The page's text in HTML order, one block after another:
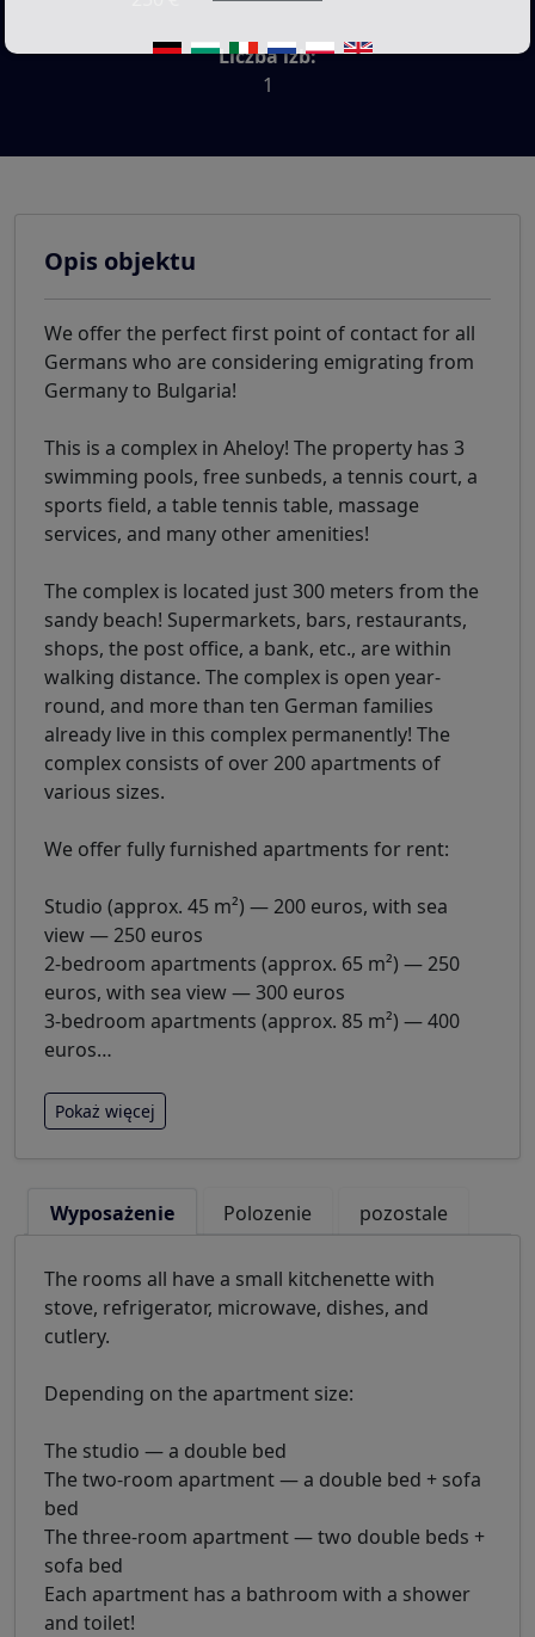
Liczba izb:
1
Opis objektu
We offer the perfect first point of contact for all
Germans who are considering emigrating from
Germany to Bulgaria!
This is a complex in Aheloy! The property has 3
swimming pools, free sunbeds, a tennis court, a
sports field, a table tennis table, massage
services, and many other amenities!
The complex is located just 300 meters from the
sandy beach! Supermarkets, bars, restaurants,
shops, the post office, a bank, etc., are within
walking distance. The complex is open year-
round, and more than ten German families
already live in this complex permanently! The
complex consists of over 200 apartments of
various sizes.
We offer fully furnished apartments for rent:
Studio (approx. 45 m²) — 200 euros, with sea
view — 250 euros
2-bedroom apartments (approx. 65 m²) — 250
euros, with sea view — 300 euros
3-bedroom apartments (approx. 85 m²) — 400
euros…
Pokaż więcej
Wyposażenie Polozenie pozostale
The rooms all have a small kitchenette with
stove, refrigerator, microwave, dishes, and
cutlery.
Depending on the apartment size:
The studio — a double bed
The two-room apartment — a double bed + sofa
bed
The three-room apartment — two double beds +
sofa bed
Each apartment has a bathroom with a shower
and toilet!